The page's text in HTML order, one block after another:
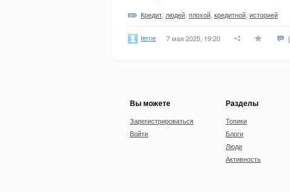
Кредит людей плохой кредитной историей
terne 7 мая 2025, 19:20
Вы можете
Зарегистрироваться
Войти
Разделы
Топики
Блоги
Люди
Активность